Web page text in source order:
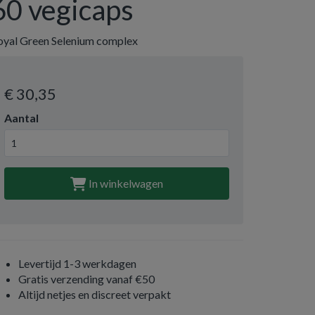
vegicaps
Green Selenium complex
€ 30,35
Aantal
In winkelwagen
Levertijd 1-3 werkdagen
Gratis verzending vanaf €50
Altijd netjes en discreet verpakt